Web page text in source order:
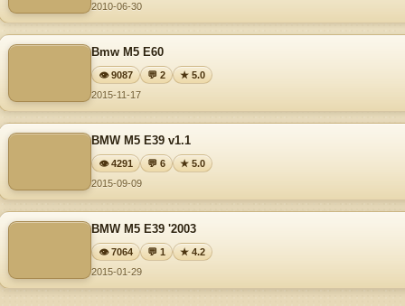
2010-06-30
Bmw M5 E60
👁 9087 💬 2
★ 5.0
2015-11-17
BMW M5 E39 v1.1
👁 4291 💬 6
★ 5.0
2015-09-09
BMW M5 E39 '2003
👁 7064 💬 1
★ 4.2
2015-01-29